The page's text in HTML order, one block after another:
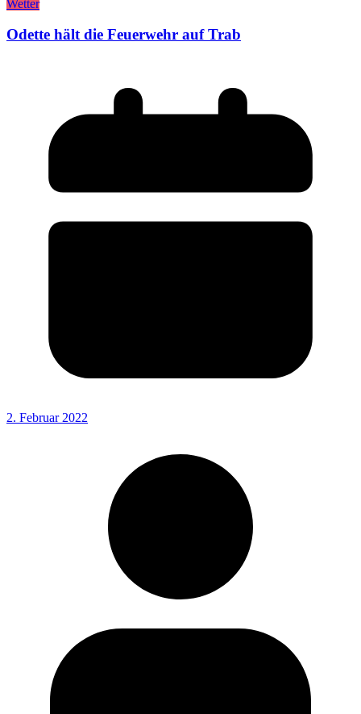
Wetter
Odette hält die Feuerwehr auf Trab
2. Februar 2022